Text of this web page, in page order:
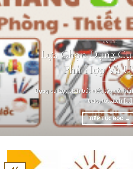
TIN TỨC
Lựa Chọn Dụng
Phù Hợp Và
Dụng cụ học sinh bút viết, tập vở,
balo, túi xách [...]
TIẾP TỤC ĐỌC →